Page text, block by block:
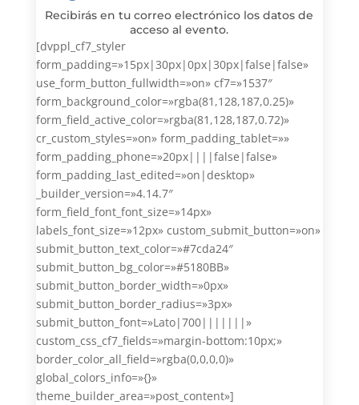
Recibirás en tu correo electrónico los datos de
acceso al evento.
[dvppl_cf7_styler
form_padding=»15px|30px|0px|30px|false|false»
use_form_button_fullwidth=»on» cf7=»1537″
form_background_color=»rgba(81,128,187,0.25)»
form_field_active_color=»rgba(81,128,187,0.72)»
cr_custom_styles=»on» form_padding_tablet=»»
form_padding_phone=»20px||||false|false»
form_padding_last_edited=»on|desktop»
_builder_version=»4.14.7″
form_field_font_font_size=»14px»
labels_font_size=»12px» custom_submit_button=»on»
submit_button_text_color=»#7cda24″
submit_button_bg_color=»#5180BB»
submit_button_border_width=»0px»
submit_button_border_radius=»3px»
submit_button_font=»Lato|700|||||||»
custom_css_cf7_fields=»margin-bottom:10px;»
border_color_all_field=»rgba(0,0,0,0)»
global_colors_info=»{}»
theme_builder_area=»post_content»]